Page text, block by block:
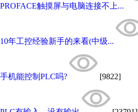
PROFACE触摸屏与电脑连接不上...
10年工控经验新手的来看(中级...
手机能控制PLC吗? [9822]